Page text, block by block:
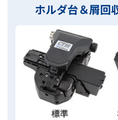
ホルダ台＆屑回